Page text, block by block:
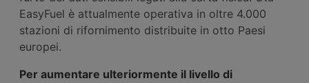
EasyFuel è attualmente operativa in oltre 4.000
stazioni di rifornimento distribuite in otto Paesi
europei.
Per aumentare ulteriormente il livello di